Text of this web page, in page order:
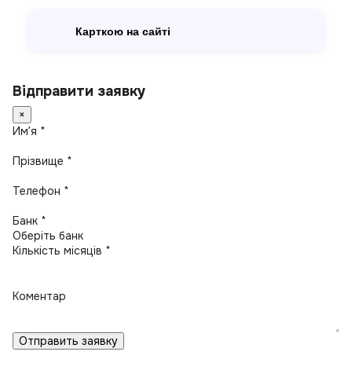
Карткою на сайті
Відправити заявку
×
Имʼя *
Прізвище *
Телефон *
Банк *
Кількість місяців *
Коментар
Отправить заявку